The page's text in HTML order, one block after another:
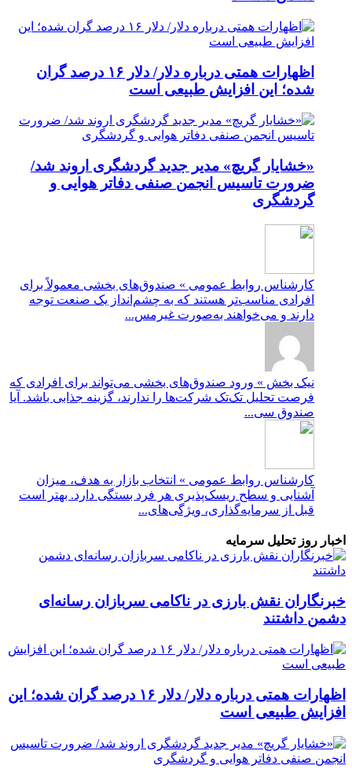
اظهارات همتی درباره دلار/ دلار ۱۶ درصد گران
شده؛ این افزایش طبیعی است
«خشایار گریچ» مدیر جدید گردشگری اروند شد/
ضرورت تاسیس انجمن صنفی دفاتر هوایی و
گردشگری
کارشناس روابط عمومی » صندوق‌های بخشی معمولاً برای
افرادی مناسب‌تر هستند که به چشم‌انداز یک صنعت توجه
دارند و می‌خواهند به‌صورت غیرمس...
نیک بخش » ورود صندوق‌های بخشی می‌تواند برای افرادی که
فرصت تحلیل تک‌تک شرکت‌ها را ندارند، گزینه جذابی باشد. آیا
صندوق سی...
کارشناس روابط عمومی » انتخاب بازار به هدف، میزان
آشنایی و سطح ریسک‌پذیری هر فرد بستگی دارد. بهتر است
قبل از سرمایه‌گذاری، ویژگی‌های...
اخبار روز تحلیل سرمایه
خبرنگاران نقش بارزی در ناکامی سربازان رسانه‌ای
دشمن داشتند
اظهارات همتی درباره دلار/ دلار ۱۶ درصد گران شده؛ این
افزایش طبیعی است